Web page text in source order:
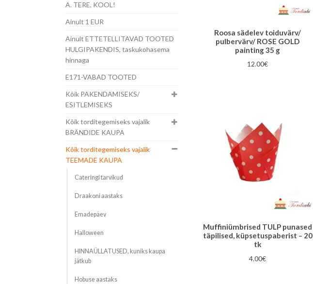
Roosa sädelev toiduvärv/
pulbervärv/ ROSE GOLD
painting 35 g
12.00€
Muffiniümbrised TULP punased
täpilised, küpsetuspaberist – 20
tk
4.00€
A. TERE, KOOL!
Ainult 1 EUR
Ainult ETTETELLITAVAD TOOTED
HULGIPAKENDIS, taskukohasema
hinnaga
E171-VABAD TOOTED
Kõik PAKENDAMISEKS/
ESITLEMISEKS
Kõik torditegemiseks vajalik
BRÄNDIDE KAUPA
Kõik torditegemiseks vajalik
TEEMADE KAUPA
Cateringi tarvikud
Draakoni aastaks
Emadepäev
Halloween
HINNAÜLLATUSED, kuniks kaupa
jätkub
Hobuse aastaks